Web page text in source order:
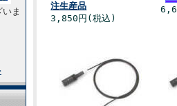
ま
注生産品
3,850円(税込)